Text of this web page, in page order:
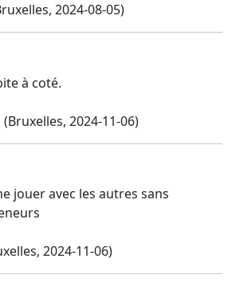
2024-08-05)
à coté.
(Bruxelles, 2024-11-06)
jouer avec les autres sans
2024-11-06)